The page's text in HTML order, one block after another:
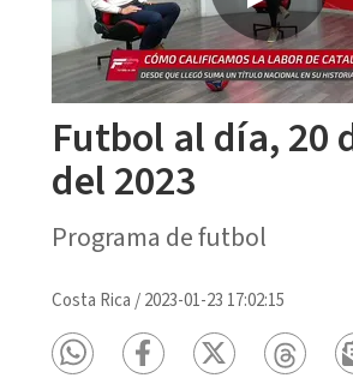
Futbol al día, 20
del 2023
Programa de futbol
Costa Rica /2023-01-23 17:02:15